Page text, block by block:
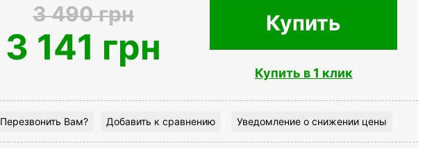
3 490 грн
3 141 грн
Купить
Купить в 1 клик
Перезвонить Вам? Добавить к сравнению Уведомление о снижении цены